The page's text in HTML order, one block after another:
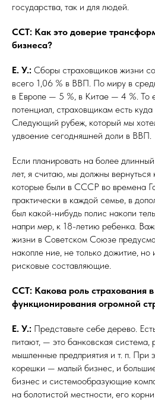
государства, так и для людей.
ССТ: Как это доверие
бизнеса?
Е. У.: Сборы страховщиков жизни
всего 1,06 % в ВВП. По миру в
в Европе — 5 %, в Китае — 4 %. То
потенциал, страховщикам есть
Следующий рубеж, который мы
удвоение сегодняшней доли в ВВП.
Если планировать на более
лет, я считаю, мы должны вернуться
которые были в СССР во времена
практически в каждой семье, в
был какой-нибудь полис накопи
напри мер, к 18-летию ребенка.
жизни в Советском Союзе
накопле ние, не только дожитие,
рисковые составляющие.
ССТ: Какова роль страхования
функционирования огромной
Е. У.: Представьте себе дерево.
питают, — это банковская система,
мышленные предприятия и т. п. При
корешки — малый бизнес, и
бизнес и системообразующие
на болотистой местности, его